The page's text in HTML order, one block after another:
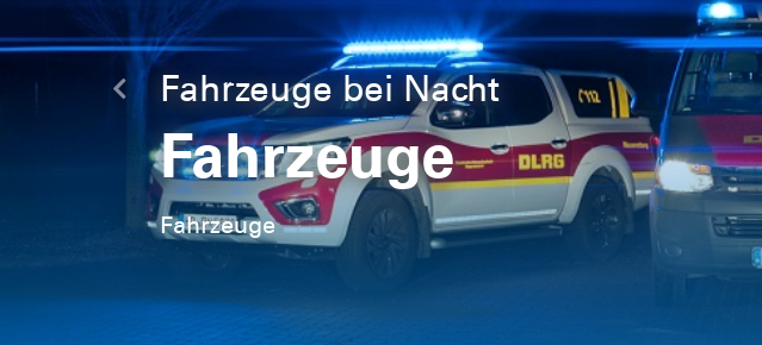
Rettungsboot Horst Lange 2
Auf Flüssen und
Region
Wasserrettungsdienst
Letzte